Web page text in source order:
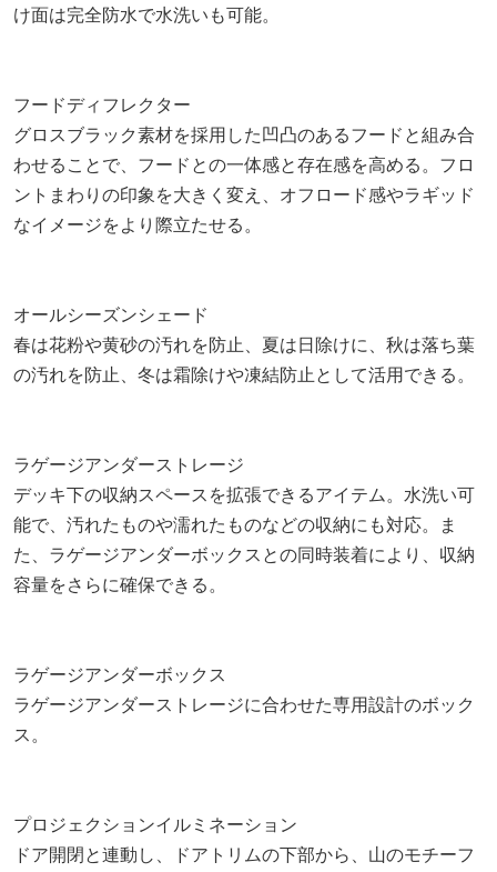
け面は完全防水で水洗いも可能。
フードディフレクター
グロスブラック素材を採用した凹凸のあるフードと組み合
わせることで、フードとの一体感と存在感を高める。フロ
ントまわりの印象を大きく変え、オフロード感やラギッド
なイメージをより際立たせる。
オールシーズンシェード
春は花粉や黄砂の汚れを防止、夏は日除けに、秋は落ち葉
の汚れを防止、冬は霜除けや凍結防止として活用できる。
ラゲージアンダーストレージ
デッキ下の収納スペースを拡張できるアイテム。水洗い可
能で、汚れたものや濡れたものなどの収納にも対応。ま
た、ラゲージアンダーボックスとの同時装着により、収納
容量をさらに確保できる。
ラゲージアンダーボックス
ラゲージアンダーストレージに合わせた専用設計のボック
ス。
プロジェクションイルミネーション
ドア開閉と連動し、ドアトリムの下部から、山のモチーフ